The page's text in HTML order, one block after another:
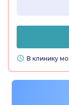
В клинику